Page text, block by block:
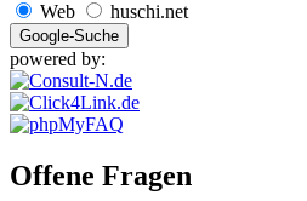
Web huschi.net
powered by:
Offene Fragen